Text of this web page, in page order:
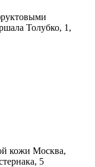
Толубко, 1,
кожи Москва,
5